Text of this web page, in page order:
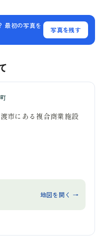
市にある複合商業施設
地図を開く →
最初の写真を
写真を残す